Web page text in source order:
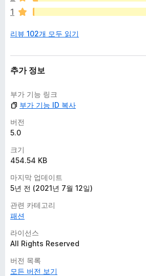
습
니
1
리뷰 102개 모두 읽기
추가 정보
부가 기능 링크
부가 기능 ID 복사
버전
5.0
크기
454.54 KB
마지막 업데이트
5년 전 (2021년 7월 12일)
관련 카테고리
패션
라이선스
All Rights Reserved
버전 목록
모든 버전 보기